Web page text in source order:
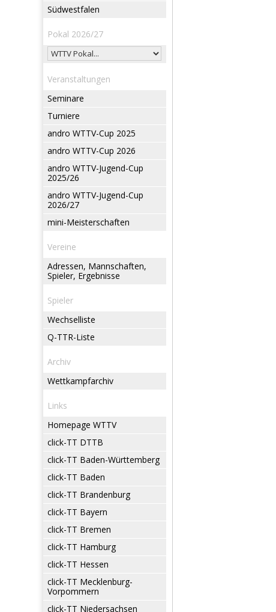
Südwestfalen
Pokal 2026/27
Veranstaltungen
Seminare
Turniere
andro WTTV-Cup 2025
andro WTTV-Cup 2026
andro WTTV-Jugend-Cup
2025/26
andro WTTV-Jugend-Cup
2026/27
mini-Meisterschaften
Vereine
Adressen, Mannschaften,
Spieler, Ergebnisse
Spieler
Wechselliste
Q-TTR-Liste
Archiv
Wettkampfarchiv
Links
Homepage WTTV
click-TT DTTB
click-TT Baden-Württemberg
click-TT Baden
click-TT Brandenburg
click-TT Bayern
click-TT Bremen
click-TT Hamburg
click-TT Hessen
click-TT Mecklenburg-
Vorpommern
click-TT Niedersachsen